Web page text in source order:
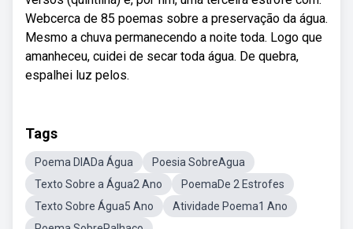
Webcerca de 85 poemas sobre a preservação da água.
Mesmo a chuva permanecendo a noite toda. Logo que
amanheceu, cuidei de secar toda água. De quebra,
espalhei luz pelos.
Tags
Poema DIADa Água
Poesia SobreAgua
Texto Sobre a Água2 Ano
PoemaDe 2 Estrofes
Texto Sobre Água5 Ano
Atividade Poema1 Ano